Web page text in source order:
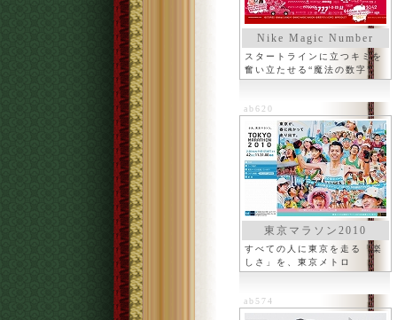
Nike Magic Number
スタートラインに立つキミを
奮い立たせる“魔法の数字”
ab620
東京マラソン2010
すべての人に東京を走る「楽
しさ」を、東京メトロ
ab574